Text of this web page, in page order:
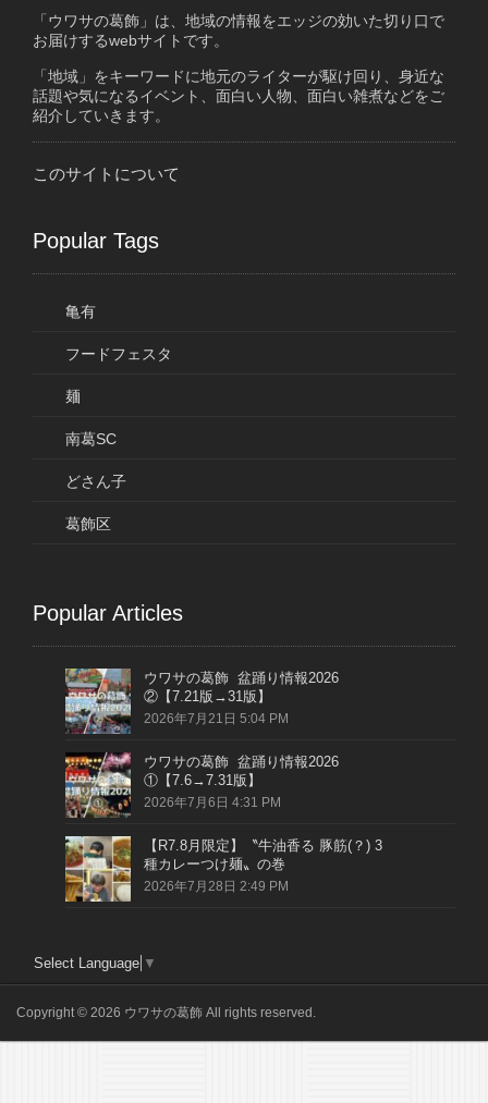
「ウワサの葛飾」は、地域の情報をエッジの効いた切り口で
お届けするwebサイトです。
「地域」をキーワードに地元のライターが駆け回り、身近な
話題や気になるイベント、面白い人物、面白い雑煮などをご
紹介していきます。
このサイトについて
Popular Tags
亀有
フードフェスタ
麺
南葛SC
どさん子
葛飾区
Popular Articles
ウワサの葛飾 盆踊り情報2026
②【7.21版→31版】
2026年7月21日 5:04 PM
ウワサの葛飾 盆踊り情報2026
①【7.6→7.31版】
2026年7月6日 4:31 PM
【R7.8月限定】〝牛油香る 豚筋(？) 3
種カレーつけ麺〟の巻
2026年7月28日 2:49 PM
Select Language ▼
Copyright © 2026 ウワサの葛飾 All rights reserved.